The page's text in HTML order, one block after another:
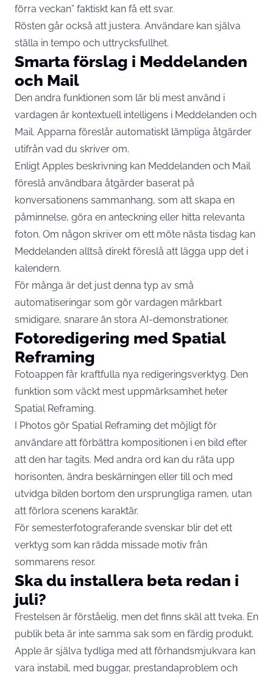
förra veckan” faktiskt kan få ett svar.
Rösten går också att justera. Användare kan själva
ställa in tempo och uttrycksfullhet.
Smarta förslag i Meddelanden
och Mail
Den andra funktionen som lär bli mest använd i
vardagen är kontextuell intelligens i Meddelanden och
Mail. Apparna föreslår automatiskt lämpliga åtgärder
utifrån vad du skriver om.
Enligt Apples beskrivning kan Meddelanden och Mail
föreslå användbara åtgärder baserat på
konversationens sammanhang, som att skapa en
påminnelse, göra en anteckning eller hitta relevanta
foton. Om någon skriver om ett möte nästa tisdag kan
Meddelanden alltså direkt föreslå att lägga upp det i
kalendern.
För många är det just denna typ av små
automatiseringar som gör vardagen märkbart
smidigare, snarare än stora AI-demonstrationer.
Fotoredigering med Spatial
Reframing
Fotoappen får kraftfulla nya redigeringsverktyg. Den
funktion som väckt mest uppmärksamhet heter
Spatial Reframing.
I Photos gör Spatial Reframing det möjligt för
användare att förbättra kompositionen i en bild efter
att den har tagits. Med andra ord kan du räta upp
horisonten, ändra beskärningen eller till och med
utvidga bilden bortom den ursprungliga ramen, utan
att förlora scenens karaktär.
För semesterfotograferande svenskar blir det ett
verktyg som kan rädda missade motiv från
sommarens resor.
Ska du installera beta redan i
juli?
Frestelsen är förståelig, men det finns skäl att tveka. En
publik beta är inte samma sak som en färdig produkt.
Apple är själva tydliga med att förhandsmjukvara kan
vara instabil, med buggar, prestandaproblem och